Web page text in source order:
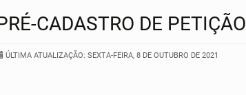
CADASTRO DE PETIÇÃO
ÚLTIMA ATUALIZAÇÃO: SEXTA-FEIRA, 8 DE OUTUBRO DE 2021